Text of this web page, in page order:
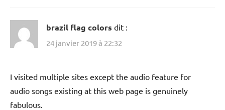
brazil flag colors dit :
24 janvier 2019 à 22:32
I visited multiple sites except the audio feature for
audio songs existing at this web page is genuinely
fabulous.